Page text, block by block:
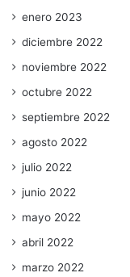
enero 2023
diciembre 2022
noviembre 2022
octubre 2022
septiembre 2022
agosto 2022
julio 2022
junio 2022
mayo 2022
abril 2022
marzo 2022